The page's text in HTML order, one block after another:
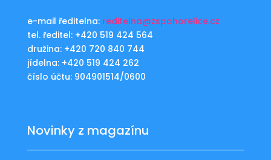
e-mail ředitelna: reditelna@zspohorelice.cz
tel. ředitel: +420 519 424 564
družina: +420 720 840 744
jídelna: +420 519 424 262
číslo účtu: 904901514/0600
Novinky z magazínu